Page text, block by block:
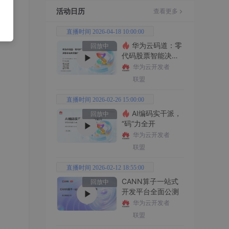
活动日历 查看更多
直播时间 2026-04-18 10:00:00
回放中
代码股票智能决策
平台全功能实战
华为云开发者
联盟
直播时间 2026-02-26 15:00:00
回放中
“码”力全开
华为云开发者
联盟
直播时间 2026-02-12 18:55:00
回放中
CANN算子一站式
开发平台全面公测
华为云开发者
联盟